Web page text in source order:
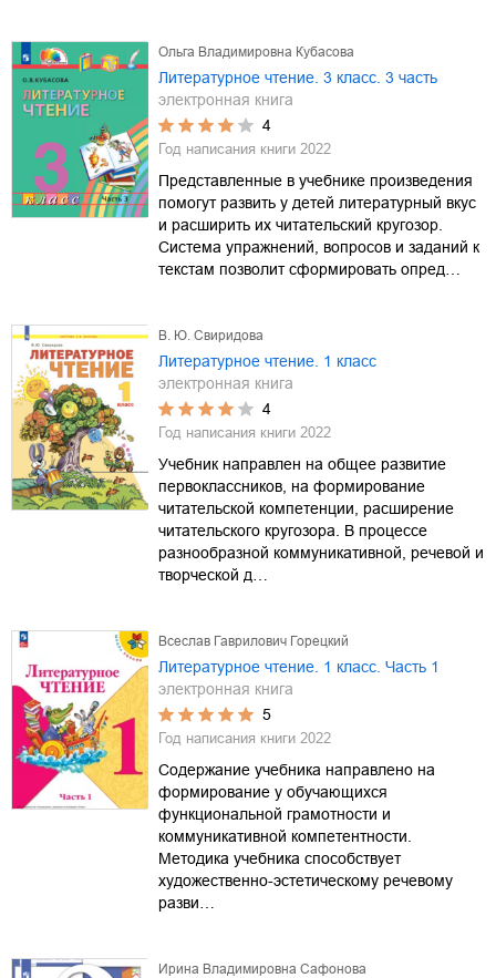
Ольга Владимировна Кубасова
Литературное чтение. 3 класс. 3 часть
электронная книга
4
Год написания книги 2022
Представленные в учебнике произведения
помогут развить у детей литературный вкус
и расширить их читательский кругозор.
Система упражнений, вопросов и заданий к
текстам позволит сформировать опред…
В. Ю. Свиридова
Литературное чтение. 1 класс
электронная книга
4
Год написания книги 2022
Учебник направлен на общее развитие
первоклассников, на формирование
читательской компетенции, расширение
читательского кругозора. В процессе
разнообразной коммуникативной, речевой и
творческой д…
Всеслав Гаврилович Горецкий
Литературное чтение. 1 класс. Часть 1
электронная книга
5
Год написания книги 2022
Содержание учебника направлено на
формирование у обучающихся
функциональной грамотности и
коммуникативной компетентности.
Методика учебника способствует
художественно-эстетическому речевому
разви…
Ирина Владимировна Сафонова